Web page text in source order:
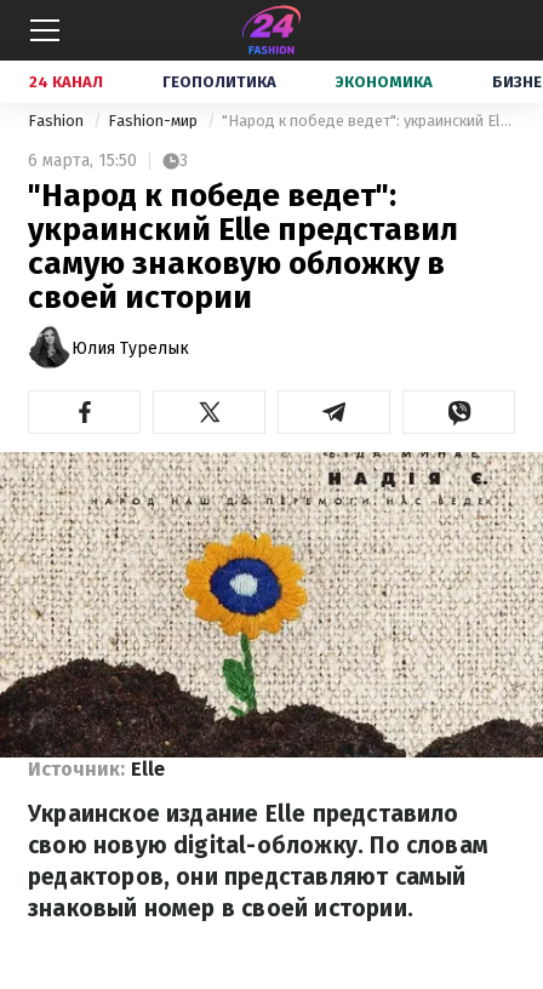
24 КАНАЛ ГЕОПОЛИТИКА ЭКОНОМИКА
Fashion Fashion-мир "Народ к победе ведет": украинский Elle представил самую знаковую обложку в своей истории
6 марта, 15:50 3
"Народ к победе ведет":
украинский Elle представил
самую знаковую обложку в
своей истории
Юлия Турелык
Источник: Elle
Украинское издание Elle представило
свою новую digital-обложку. По словам
редакторов, они представляют самый
знаковый номер в своей истории.